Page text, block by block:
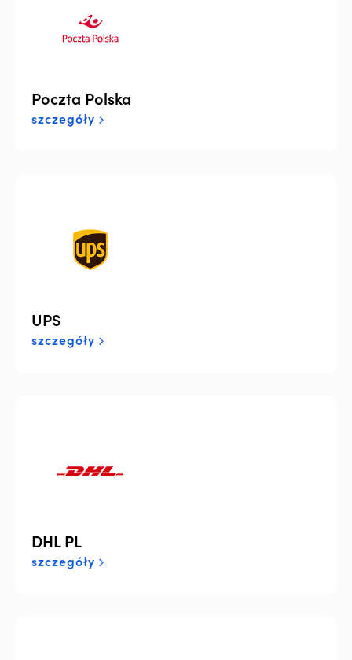
Poczta Polska
szczegóły
UPS
szczegóły
DHL PL
szczegóły